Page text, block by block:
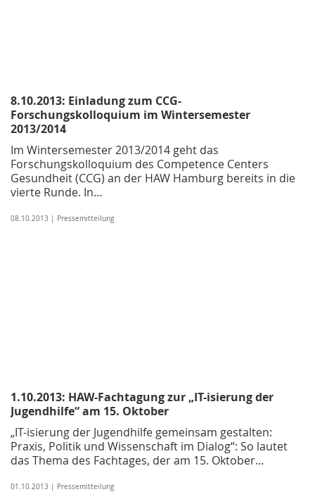
8.10.2013: Einladung zum CCG-
Forschungskolloquium im Wintersemester
2013/2014
Im Wintersemester 2013/2014 geht das
Forschungskolloquium des Competence Centers
Gesundheit (CCG) an der HAW Hamburg bereits in die
vierte Runde. In…
08.10.2013 | Pressemitteilung
1.10.2013: HAW-Fachtagung zur „IT-isierung der
Jugendhilfe“ am 15. Oktober
„IT-isierung der Jugendhilfe gemeinsam gestalten:
Praxis, Politik und Wissenschaft im Dialog“: So lautet
das Thema des Fachtages, der am 15. Oktober…
01.10.2013 | Pressemitteilung